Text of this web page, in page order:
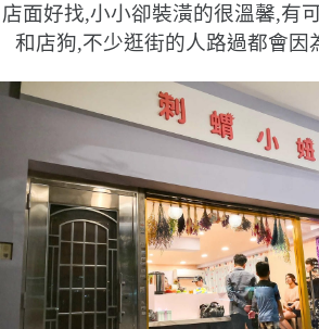
店面好找,小小卻裝潢的很溫馨,有
和店狗,不少逛街的人路過都會因